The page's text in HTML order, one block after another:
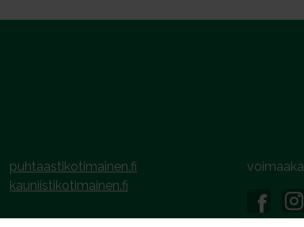
puhtaastikotimainen.fi
kauniistikotimainen.fi